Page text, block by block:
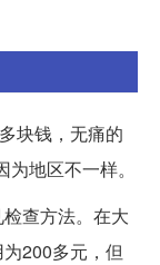
块钱，无痛的
地区不一样。
查方法。在大
200多元，但